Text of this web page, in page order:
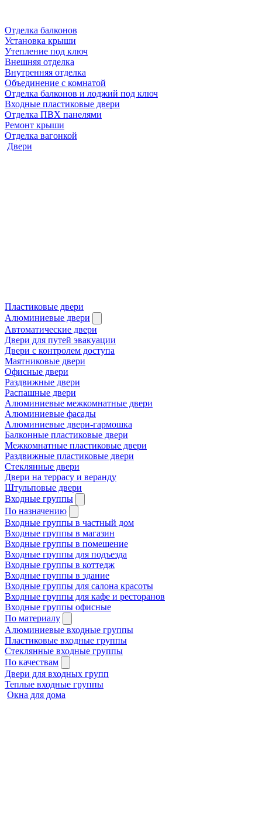
Отделка балконов
Установка крыши
Утепление под ключ
Внешняя отделка
Внутренняя отделка
Объединение с комнатой
Отделка балконов и лоджий под ключ
Входные пластиковые двери
Отделка ПВХ панелями
Ремонт крыши
Отделка вагонкой
Двери
Пластиковые двери
Алюминиевые двери
Автоматические двери
Двери для путей эвакуации
Двери с контролем доступа
Маятниковые двери
Офисные двери
Раздвижные двери
Распашные двери
Алюминиевые межкомнатные двери
Алюминиевые фасады
Алюминиевые двери-гармошка
Балконные пластиковые двери
Межкомнатные пластиковые двери
Раздвижные пластиковые двери
Стеклянные двери
Двери на террасу и веранду
Штульповые двери
Входные группы
По назначению
Входные группы в частный дом
Входные группы в магазин
Входные группы в помещение
Входные группы для подъезда
Входные группы в коттедж
Входные группы в здание
Входные группы для салона красоты
Входные группы для кафе и ресторанов
Входные группы офисные
По материалу
Алюминиевые входные группы
Пластиковые входные группы
Стеклянные входные группы
По качествам
Двери для входных групп
Теплые входные группы
Окна для дома